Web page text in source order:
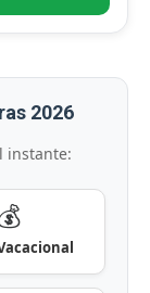
2026
instante: